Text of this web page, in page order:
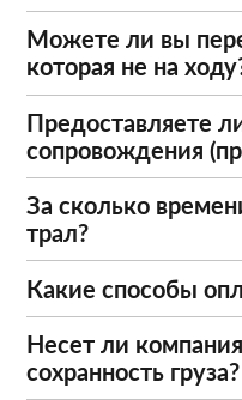
Можете ли вы
которая не на
Предоставляете
сопровождения
За сколько
трал?
Какие способы
Несет ли
сохранность груза?